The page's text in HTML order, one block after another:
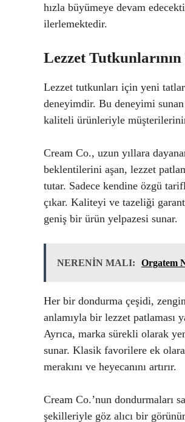
hızla büyümeye devam
ilerlemektedir.
Lezzet
Lezzet tutkunları için yeni
deneyimdir. Bu deneyimi
kaliteli ürünleriyle
Cream Co., uzun yıllara
beklentilerini aşan, lezzet
tutar. Sadece kendine özgü
çıkar. Kaliteyi ve tazeliği
geniş bir ürün yelpazesi sunar.
NERENİN MALI: Orgatem
Her bir dondurma çeşidi,
anlamıyla bir lezzet patlaması
Ayrıca, marka sürekli olarak
sunar. Klasik favorilere ek
merakını ve heyecanını artırır.
Cream Co.’nun dondurmaları
şekilleriyle göz alıcı bir